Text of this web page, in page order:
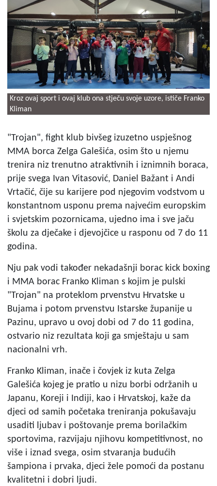
Kroz ovaj sport i ovaj klub ona stječu svoje uzore, ističe Franko
Kliman
"Trojan", fight klub bivšeg izuzetno uspješnog
MMA borca Zelga Galešića, osim što u njemu
trenira niz trenutno atraktivnih i iznimnih boraca,
prije svega Ivan Vitasović, Daniel Bažant i Andi
Vrtačić, čije su karijere pod njegovim vodstvom u
konstantnom usponu prema najvećim europskim
i svjetskim pozornicama, ujedno ima i sve jaču
školu za dječake i djevojčice u rasponu od 7 do 11
godina.
Nju pak vodi također nekadašnji borac kick boxing
i MMA borac Franko Kliman s kojim je pulski
"Trojan" na proteklom prvenstvu Hrvatske u
Bujama i potom prvenstvu Istarske županije u
Pazinu, upravo u ovoj dobi od 7 do 11 godina,
ostvario niz rezultata koji ga smještaju u sam
nacionalni vrh.
Franko Kliman, inače i čovjek iz kuta Zelga
Galešića kojeg je pratio u nizu borbi održanih u
Japanu, Koreji i Indiji, kao i Hrvatskoj, kaže da
djeci od samih početaka treniranja pokušavaju
usaditi ljubav i poštovanje prema borilačkim
sportovima, razvijaju njihovu kompetitivnost, no
više i iznad svega, osim stvaranja budućih
šampiona i prvaka, djeci žele pomoći da postanu
kvalitetni i dobri ljudi.